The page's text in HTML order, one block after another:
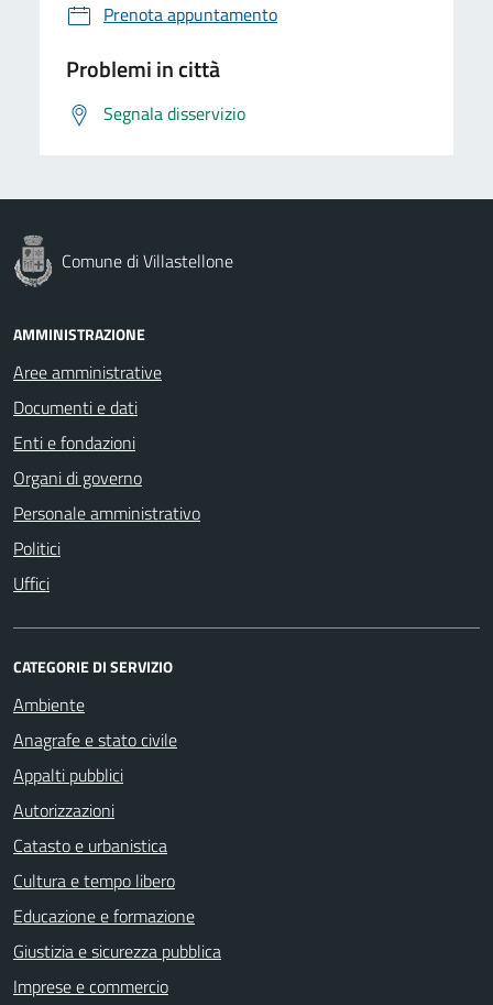
Prenota appuntamento
Problemi in città
Segnala disservizio
Comune di Villastellone
AMMINISTRAZIONE
Aree amministrative
Documenti e dati
Enti e fondazioni
Organi di governo
Personale amministrativo
Politici
Uffici
CATEGORIE DI SERVIZIO
Ambiente
Anagrafe e stato civile
Appalti pubblici
Autorizzazioni
Catasto e urbanistica
Cultura e tempo libero
Educazione e formazione
Giustizia e sicurezza pubblica
Imprese e commercio